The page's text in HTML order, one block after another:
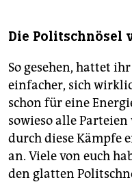
Die Politschnösel
So gesehen, hattet
einfacher, sich
schon für eine
sowieso alle
durch diese Kämpfe
an. Viele von euch
den glatten